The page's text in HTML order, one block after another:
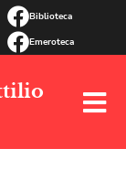
Biblioteca
Emeroteca